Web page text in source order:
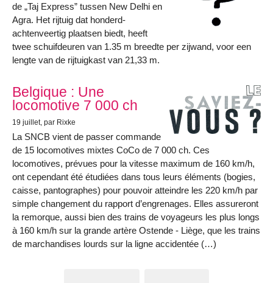
de „Taj Express” tussen New Delhi en
Agra. Het rijtuig dat honderd-
achtenveertig plaatsen biedt, heeft
twee schuifdeuren van 1.35 m breedte per zijwand, voor een
lengte van de rijtuigkast van 21,33 m.
Belgique : Une
locomotive 7 000 ch
19 juillet, par Rixke
La SNCB vient de passer commande
de 15 locomotives mixtes CoCo de 7 000 ch. Ces
locomotives, prévues pour la vitesse maximum de 160 km/h,
ont cependant été étudiées dans tous leurs éléments (bogies,
caisse, pantographes) pour pouvoir atteindre les 220 km/h par
simple changement du rapport d’engrenages. Elles assureront
la remorque, aussi bien des trains de voyageurs les plus longs
à 160 km/h sur la grande artère Ostende - Liège, que les trains
de marchandises lourds sur la ligne accidentée (…)